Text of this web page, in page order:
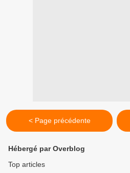
< Page précédente
Hébergé par Overblog
Top articles